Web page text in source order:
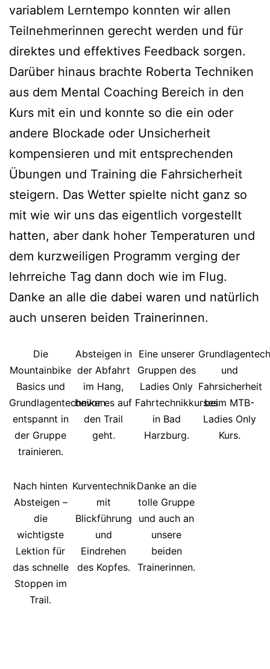
variablem Lerntempo konnten wir allen
Teilnehmerinnen gerecht werden und für
direktes und effektives Feedback sorgen.
Darüber hinaus brachte Roberta Techniken
aus dem Mental Coaching Bereich in den
Kurs mit ein und konnte so die ein oder
andere Blockade oder Unsicherheit
kompensieren und mit entsprechenden
Übungen und Training die Fahrsicherheit
steigern. Das Wetter spielte nicht ganz so
mit wie wir uns das eigentlich vorgestellt
hatten, aber dank hoher Temperaturen und
dem kurzweiligen Programm verging der
lehrreiche Tag dann doch wie im Flug.
Danke an alle die dabei waren und natürlich
auch unseren beiden Trainerinnen.
Die
Mountainbike
Basics und
Grundlagentechniken
entspannt in
der Gruppe
trainieren.
Absteigen in
der Abfahrt
im Hang,
bevor es auf
den Trail
geht.
Eine unserer
Gruppen des
Ladies Only
Fahrtechnikkurses
in Bad
Harzburg.
und
Fahrsicherheit
beim MTB-
Ladies Only
Kurs.
Nach hinten
Absteigen –
die
wichtigste
Lektion für
das schnelle
Stoppen im
Trail.
Kurventechnik
mit
Blickführung
und
Eindrehen
des Kopfes.
Danke an die
tolle Gruppe
und auch an
unsere
beiden
Trainerinnen.